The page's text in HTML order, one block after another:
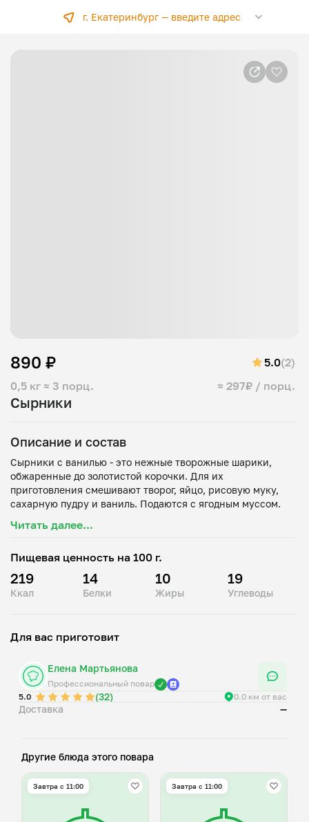
г. Екатеринбург —введите адрес
Сырники
0,5 кг ≈ 3 порц. ≈ 297₽ / порц.
890 ₽ 5.0(2)
Описание и состав
Сырники с ванилью - это нежные творожные шарики,
обжаренные до золотистой корочки. Для их
приготовления смешивают творог, яйцо, рисовую муку,
сахарную пудру и ваниль. Подаются с ягодным муссом.
Читать далее...
Пищевая ценность на 100 г.
219
Ккал
14
Белки
10
Жиры
19
Углеводы
Для вас приготовит
Елена Мартьянова
Профессиональный повар
5.0
(32) 0.0 км от вас
Доставка —
Другие блюда этого повара
Завтра c 11:00 Завтра c 11:00